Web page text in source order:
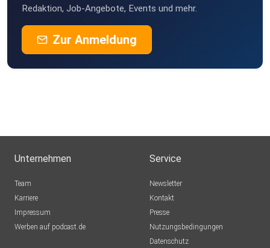
Redaktion, Job-Angebote, Events und mehr.
Zur Anmeldung
Unternehmen
Team
Karriere
Impressum
Werben auf podcast.de
Service
Newsletter
Kontakt
Presse
Nutzungsbedingungen
Datenschutz